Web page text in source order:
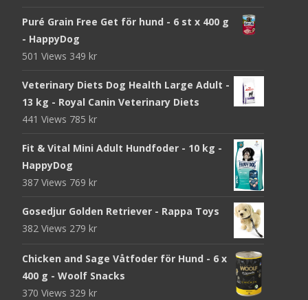
Puré Grain Free Get för hund - 6 st x 400 g
- HappyDog
501 Views 349 kr
Veterinary Diets Dog Health Large Adult -
13 kg - Royal Canin Veterinary Diets
441 Views 785 kr
Fit & Vital Mini Adult Hundfoder - 10 kg -
HappyDog
387 Views 769 kr
Gosedjur Golden Retriever - Rappa Toys
382 Views 279 kr
Chicken and Sage Våtfoder för Hund - 6 x
400 g - Woolf Snacks
370 Views 329 kr